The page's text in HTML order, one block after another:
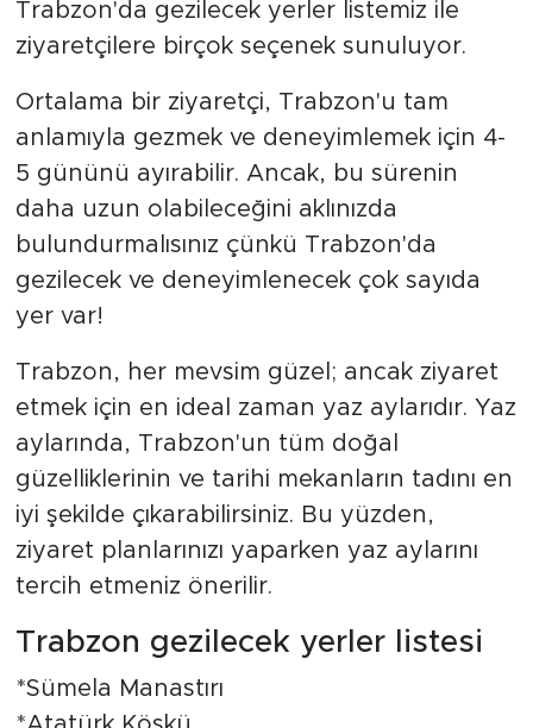
Trabzon'da gezilecek yerler listemiz ile
ziyaretçilere birçok seçenek sunuluyor.
Ortalama bir ziyaretçi, Trabzon'u tam
anlamıyla gezmek ve deneyimlemek için 4-
5 gününü ayırabilir. Ancak, bu sürenin
daha uzun olabileceğini aklınızda
bulundurmalısınız çünkü Trabzon'da
gezilecek ve deneyimlenecek çok sayıda
yer var!
Trabzon, her mevsim güzel; ancak ziyaret
etmek için en ideal zaman yaz aylarıdır. Yaz
aylarında, Trabzon'un tüm doğal
güzelliklerinin ve tarihi mekanların tadını en
iyi şekilde çıkarabilirsiniz. Bu yüzden,
ziyaret planlarınızı yaparken yaz aylarını
tercih etmeniz önerilir.
Trabzon gezilecek yerler listesi
*Sümela Manastırı